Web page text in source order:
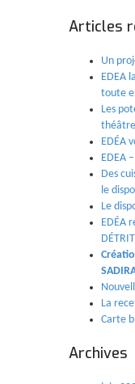
Articles
Un
EDEA
toute
Les
théâtre
EDÉA
EDEA
Des
le
Le
EDÉA
La
Carte
Archives